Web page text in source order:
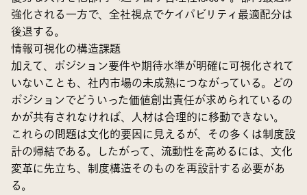
強化される一方で、全社視点でケイパビリティ最適配分は
後退する。
情報可視化の構造課題
加えて、ポジション要件や期待水準が明確に可視化されて
いないことも、社内市場の未成熟につながっている。どの
ポジションでどういった価値創出責任が求められているの
かが共有されなければ、人材は合理的に移動できない。
これらの問題は文化的要因に見えるが、その多くは制度設
計の帰結である。したがって、流動性を高めるには、文化
変革に先立ち、制度構造そのものを再設計する必要があ
る。